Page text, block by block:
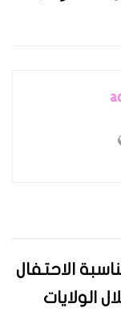
الاحتفال
لاستقلال الولايات